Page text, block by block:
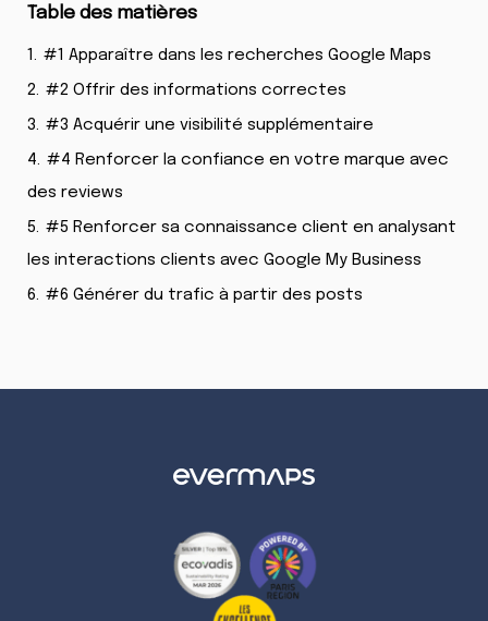
Table des matières
1. #1 Apparaître dans les recherches Google Maps
2. #2 Offrir des informations correctes
3. #3 Acquérir une visibilité supplémentaire
4. #4 Renforcer la confiance en votre marque avec
des reviews
5. #5 Renforcer sa connaissance client en analysant
les interactions clients avec Google My Business
6. #6 Générer du trafic à partir des posts